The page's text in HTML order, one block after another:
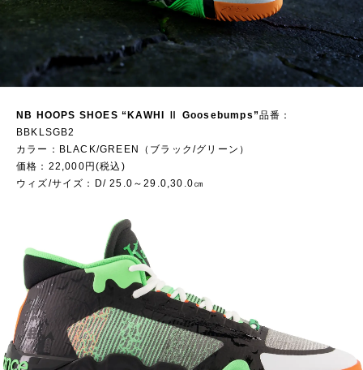
NB HOOPS SHOES “KAWHI Ⅱ Goosebumps”品番：
BBKLSGB2
カラー：BLACK/GREEN（ブラック/グリーン）
価格：22,000円(税込)
ウィズ/サイズ：D/ 25.0～29.0,30.0㎝